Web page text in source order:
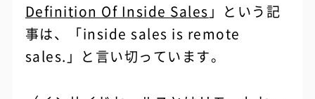
Definition Of Inside Sales 」という記
事は、「inside sales is remote
sales.」と言い切っています。